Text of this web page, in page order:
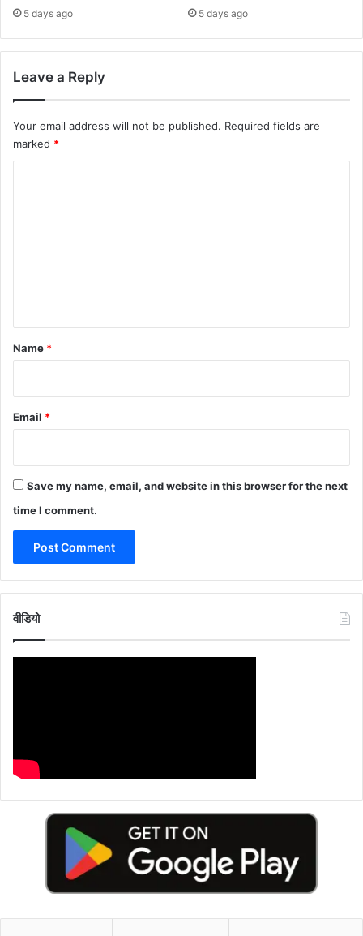
5 days ago 5 days ago
Leave a Reply
Your email address will not be published. Required fields are
marked *
*
Name *
Email *
Save my name, email, and website in this browser for the next
time I comment.
वीडियो